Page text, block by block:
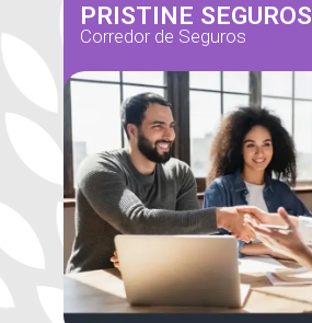
PRISTINE SEGUROS
Corredor de Seguros